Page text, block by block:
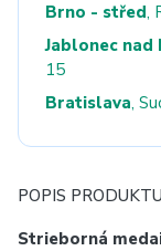
Brno - střed,
Jablonec nad
15
Bratislava,
POPIS PRODUKTU
Strieborná